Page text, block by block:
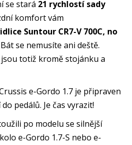
se stará 21 rychlostí sady
komfort vám
Suntour CR7-V 700C, no
se nemusíte ani deště.
totiž kromě stojánku a
e-Gordo 1.7 je připraven
pedálů. Je čas vyrazit!
po modelu se silnější
e-Gordo 1.7-S nebo e-